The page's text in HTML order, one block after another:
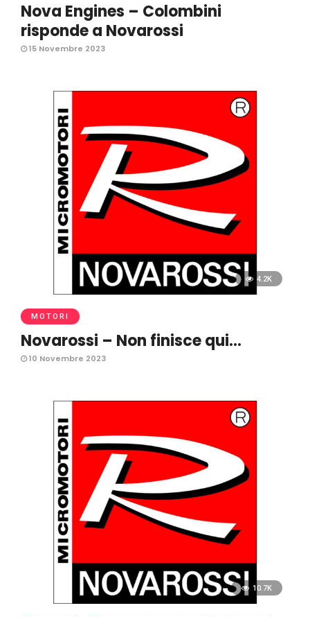
Nova Engines – Colombini
risponde a Novarossi
15 Novembre 2023
4.2K
MOTORI
Novarossi – Non finisce qui…
10 Novembre 2023
10.7K